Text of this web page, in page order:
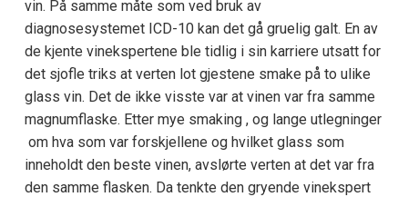
vin. På samme måte som ved bruk av
diagnosesystemet ICD-10 kan det gå gruelig galt. En av
de kjente vinekspertene ble tidlig i sin karriere utsatt for
det sjofle triks at verten lot gjestene smake på to ulike
glass vin. Det de ikke visste var at vinen var fra samme
magnumflaske. Etter mye smaking , og lange utlegninger
om hva som var forskjellene og hvilket glass som
inneholdt den beste vinen, avslørte verten at det var fra
den samme flasken. Da tenkte den gryende vinekspert